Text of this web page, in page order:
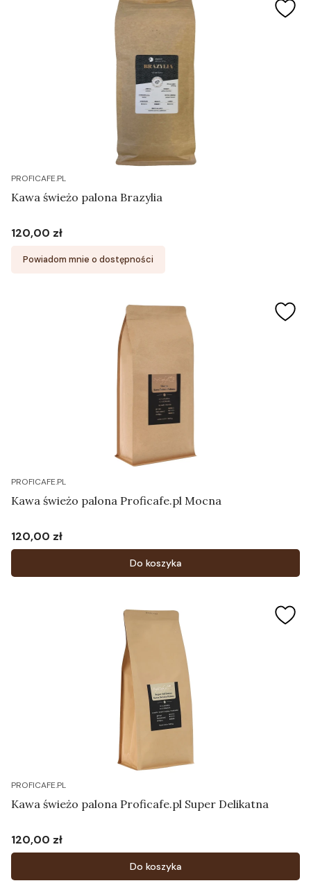
PROFICAFE.PL
Kawa świeżo palona Brazylia
Cena
120,00 zł
Powiadom mnie o dostępności
PROFICAFE.PL
Kawa świeżo palona Proficafe.pl Mocna
Cena
120,00 zł
Do koszyka
PROFICAFE.PL
Kawa świeżo palona Proficafe.pl Super Delikatna
Cena
120,00 zł
Do koszyka